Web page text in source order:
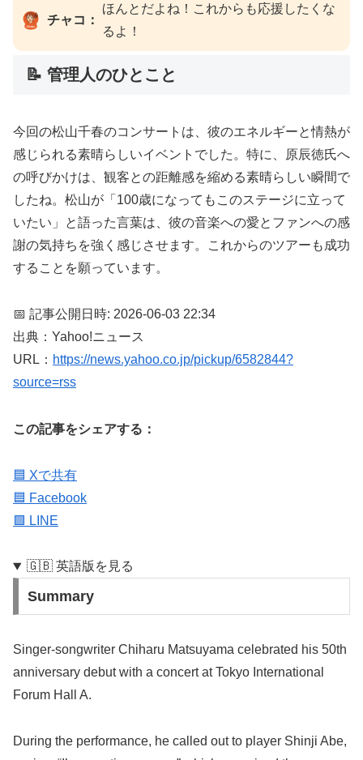
チャコ：
ほんとだよね！これからも応援したくな
るよ！
📝 管理人のひとこと
今回の松山千春のコンサートは、彼のエネルギーと情熱が
感じられる素晴らしいイベントでした。特に、原辰徳氏へ
の呼びかけは、観客との距離感を縮める素晴らしい瞬間で
したね。松山が「100歳になってもこのステージに立って
いたい」と語った言葉は、彼の音楽への愛とファンへの感
謝の気持ちを強く感じさせます。これからのツアーも成功
することを願っています。
📅 記事公開日時: 2026-06-03 22:34
出典：Yahoo!ニュース
URL： https://news.yahoo.co.jp/pickup/6582844?
source=rss
この記事をシェアする：
🟦 Xで共有
🟦 Facebook
🟩 LINE
🇬🇧 英語版を見る
Summary
Singer-songwriter Chiharu Matsuyama celebrated his 50th
anniversary debut with a concert at Tokyo International
Forum Hall A.
During the performance, he called out to player Shinji Abe,